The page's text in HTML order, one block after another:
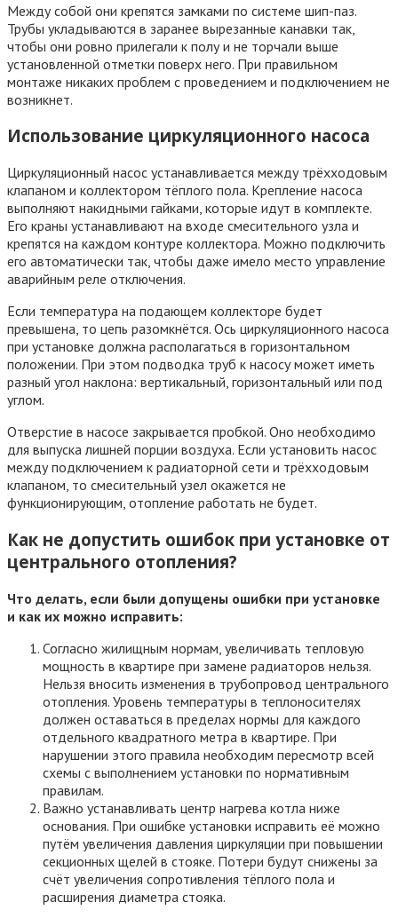
Между собой они крепятся замками по системе шип-паз.
Трубы укладываются в заранее вырезанные канавки так,
чтобы они ровно прилегали к полу и не торчали выше
установленной отметки поверх него. При правильном
монтаже никаких проблем с проведением и подключением не
возникнет.
Использование циркуляционного насоса
Циркуляционный насос устанавливается между трёхходовым
клапаном и коллектором тёплого пола. Крепление насоса
выполняют накидными гайками, которые идут в комплекте.
Его краны устанавливают на входе смесительного узла и
крепятся на каждом контуре коллектора. Можно подключить
его автоматически так, чтобы даже имело место управление
аварийным реле отключения.
Если температура на подающем коллекторе будет
превышена, то цепь разомкнётся. Ось циркуляционного насоса
при установке должна располагаться в горизонтальном
положении. При этом подводка труб к насосу может иметь
разный угол наклона: вертикальный, горизонтальный или под
углом.
Отверстие в насосе закрывается пробкой. Оно необходимо
для выпуска лишней порции воздуха. Если установить насос
между подключением к радиаторной сети и трёхходовым
клапаном, то смесительный узел окажется не
функционирующим, отопление работать не будет.
Как не допустить ошибок при установке от
центрального отопления?
Что делать, если были допущены ошибки при установке
и как их можно исправить:
Согласно жилищным нормам, увеличивать тепловую
мощность в квартире при замене радиаторов нельзя.
Нельзя вносить изменения в трубопровод центрального
отопления. Уровень температуры в теплоносителях
должен оставаться в пределах нормы для каждого
отдельного квадратного метра в квартире. При
нарушении этого правила необходим пересмотр всей
схемы с выполнением установки по нормативным
правилам.
Важно устанавливать центр нагрева котла ниже
основания. При ошибке установки исправить её можно
путём увеличения давления циркуляции при повышении
секционных щелей в стояке. Потери будут снижены за
счёт увеличения сопротивления тёплого пола и
расширения диаметра стояка.